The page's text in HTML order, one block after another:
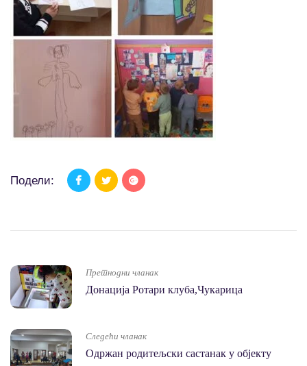
Подели:
Претнодни чланак
Донација Ротари клуба,Чукарица
Следећи чланак
Одржан родитељски састанак у објекту